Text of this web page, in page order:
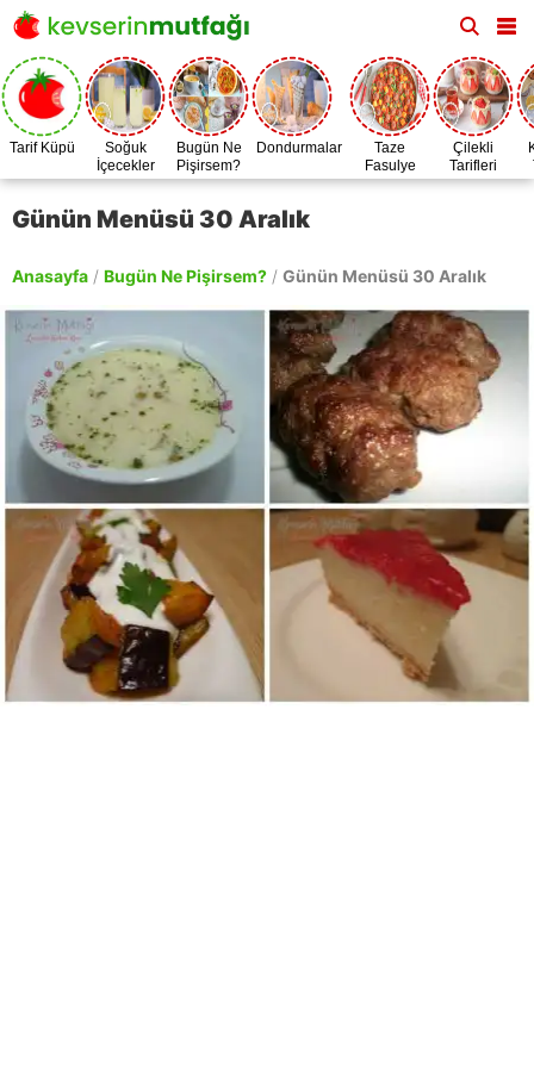
Tarif Küpü
Soğuk
İçecekler
Bugün Ne
Pişirsem?
Dondurmalar
Taze
Fasulye
Zamanı
Çilekli
Tarifleri
Günün Menüsü 30 Aralık
Anasayfa / Bugün Ne Pişirsem? / Günün Menüsü 30 Aralık